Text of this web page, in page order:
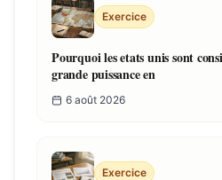
Exercice
Pourquoi les etats unis sont
grande puissance en
6 août 2026
Exercice